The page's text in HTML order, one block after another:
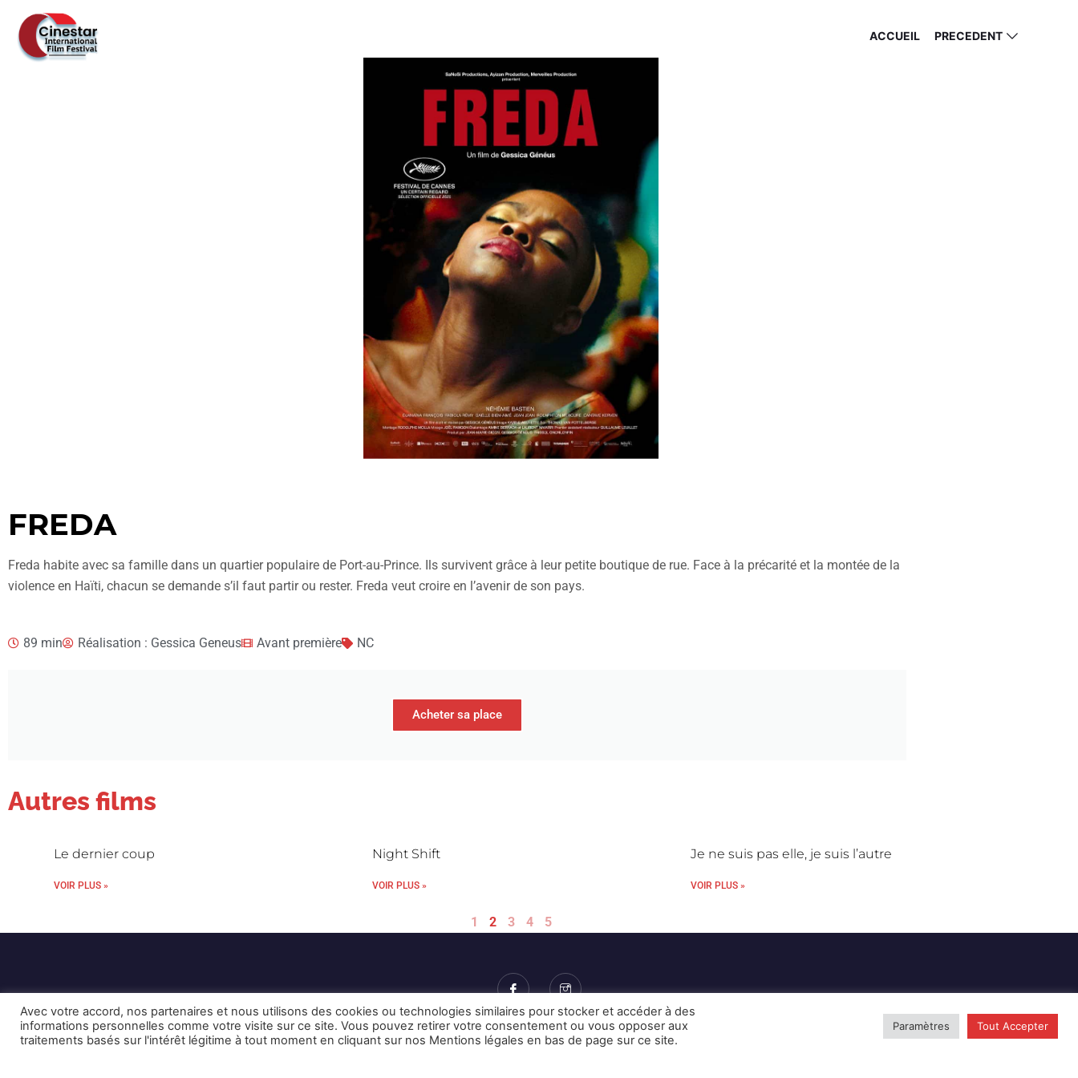
ACCUEIL PRECEDENT
FREDA
Freda habite avec sa famille dans un quartier populaire de Port-au-Prince. Ils survivent grâce à leur petite boutique de rue. Face à la précarité et la montée de la
violence en Haïti, chacun se demande s’il faut partir ou rester. Freda veut croire en l’avenir de son pays.
89 min Réalisation : Gessica Geneus Avant première NC
Acheter sa place
Autres films
Le dernier coup
VOIR PLUS »
Night Shift
VOIR PLUS »
Je ne suis pas elle, je suis l’autre
VOIR PLUS »
1 2 3 4 5
Mentions Légales et CGU Crédits
Avec votre accord, nos partenaires et nous utilisons des cookies ou technologies similaires pour stocker et accéder à des
informations personnelles comme votre visite sur ce site. Vous pouvez retirer votre consentement ou vous opposer aux
traitements basés sur l'intérêt légitime à tout moment en cliquant sur nos Mentions légales en bas de page sur ce site.
Paramètres Tout Accepter